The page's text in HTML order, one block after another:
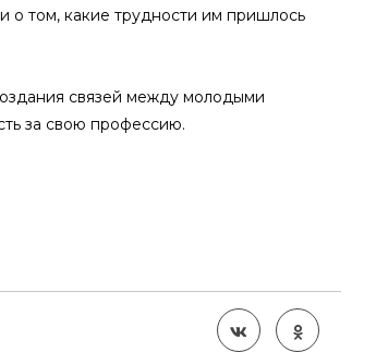
о том, какие трудности им пришлось
связей между молодыми
за свою профессию.